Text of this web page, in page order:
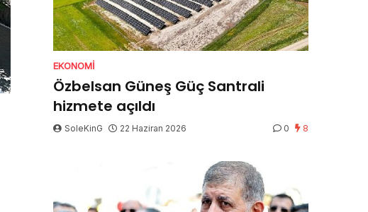
EKONOMI
Özbelsan Güneş Güç Santrali
hizmete açıldı
SoleKinG 22 Haziran 2026 0 8